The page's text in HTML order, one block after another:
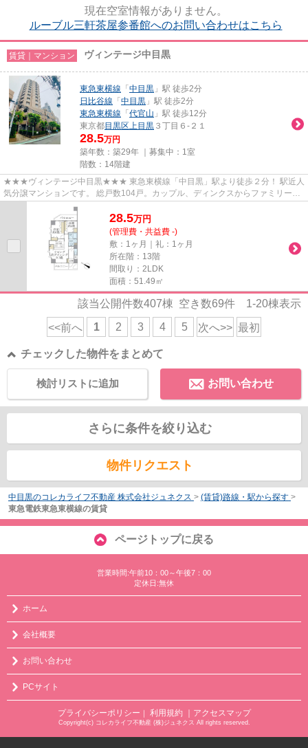
現在空室情報がありません。
ルーブル三軒茶屋参番館へのお問い合わせはこちら
賃貸｜マンション ヴィンテージ中目黒
東急東横線 「 中目黒 」駅 徒歩2分
日比谷線 「 中目黒 」駅 徒歩2分
東急東横線 「 代官山 」駅 徒歩12分
東京都目黒区上目黒 ３丁目６-２１
28.5万円
築年数：築29年 ｜募集中： 1室
階数：14階建
★★★ヴィンテージ中目黒★★★ 東急東横線「中目黒」駅より徒歩２分！ 駅近人
気分譲マンションです。 総戸数104戸。カップル、ディンクスからファミリータ
イプまで幅広くお部屋タイプがあ...
28.5万円
(管理費・共益費 -)
敷：1ヶ月｜礼：1ヶ月
所在階：13階
間取り：2LDK
面積：51.49㎡
該当公開件数407棟 空き数69件 1-20棟表示
<<前へ 1 2 3 4 5 次へ>> 最初
チェックした物件をまとめて
お問い合わせ
検討リストに追加
さらに条件を絞り込む
物件リクエスト
中目黒のコレカライフ不動産 株式会社ジュネクス > (賃貸)路線・駅から探す >
東急電鉄東急東横線の賃貸
ページトップに戻る
営業時間:午前10：00～午後7：00
定休日:無休
ホーム
会社概要
お問い合わせ
PCサイト
プライバシーポリシー ｜ 利用規約 ｜アクセスマップ
Copyright(c) コレカライフ不動産 (株)ジュネクス All rights reserved.